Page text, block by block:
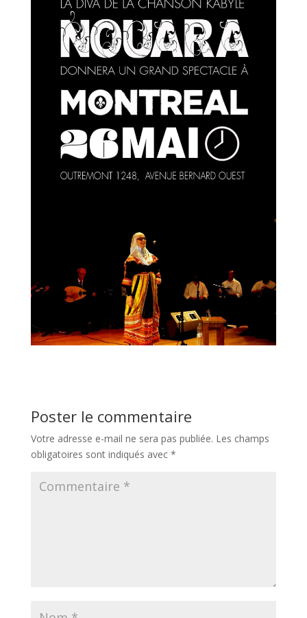
Poster le commentaire
Votre adresse e-mail ne sera pas publiée. Les champs
obligatoires sont indiqués avec *